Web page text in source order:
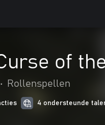
of
• Rollenspellen
4 ondersteunde